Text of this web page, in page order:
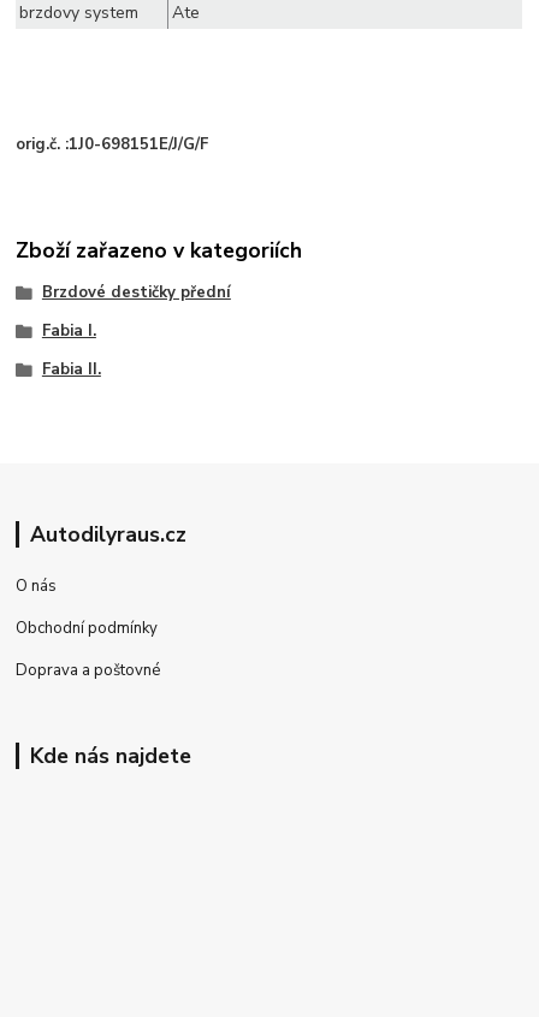
brzdovy system
Ate
orig.č. :1J0-698151E/J/G/F
Zboží zařazeno v kategoriích
Brzdové destičky přední
Fabia I.
Fabia II.
Autodilyraus.cz
O nás
Obchodní podmínky
Doprava a poštovné
Kde nás najdete